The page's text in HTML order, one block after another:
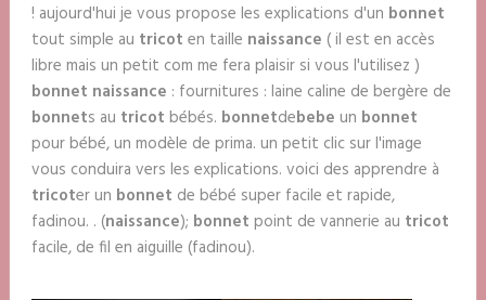
! aujourd'hui je vous propose les explications d'un bonnet
tout simple au tricot en taille naissance ( il est en accès
libre mais un petit com me fera plaisir si vous l'utilisez )
bonnet naissance : fournitures : laine caline de bergère de
bonnets au tricot bébés. bonnetdebebe un bonnet
pour bébé, un modèle de prima. un petit clic sur l'image
vous conduira vers les explications. voici des apprendre à
tricoter un bonnet de bébé super facile et rapide,
fadinou. . (naissance); bonnet point de vannerie au tricot
facile, de fil en aiguille (fadinou).